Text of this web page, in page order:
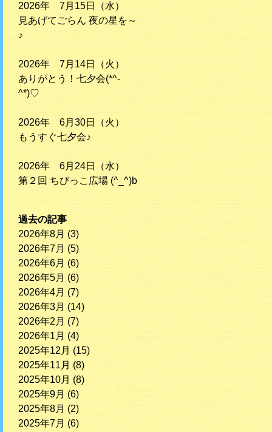
2026年 7月15日（水）
見あげてごらん 夜の星を～
♪
2026年 7月14日（火）
ありがとう！七夕会(*^-
^*)♡
2026年 6月30日（火）
もうすぐ七夕会♪
2026年 6月24日（水）
第２回 ちびっこ広場 (^_^)b
過去の記事
2026年8月 (3)
2026年7月 (5)
2026年6月 (6)
2026年5月 (6)
2026年4月 (7)
2026年3月 (14)
2026年2月 (7)
2026年1月 (4)
2025年12月 (15)
2025年11月 (8)
2025年10月 (8)
2025年9月 (6)
2025年8月 (2)
2025年7月 (6)